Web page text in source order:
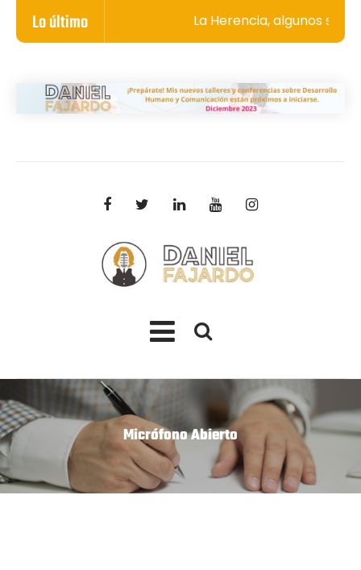
Lo último La Herencia, algunos
Micrófono Abierto